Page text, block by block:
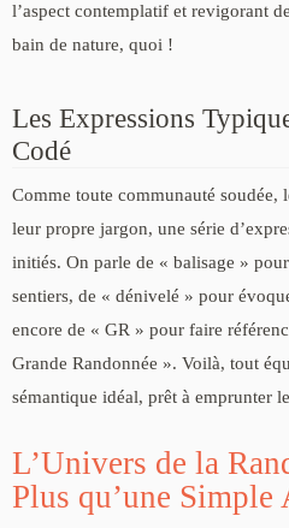
l’aspect contemplatif et revigorant
bain de nature, quoi !
Les Expressions
Codé
Comme toute communauté soudée,
leur propre jargon, une série
initiés. On parle de « balisage »
sentiers, de « dénivelé » pour
encore de « GR » pour faire
Grande Randonnée ». Voilà, tout
sémantique idéal, prêt à emprunter
L’Univers de la
Plus qu’une